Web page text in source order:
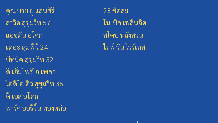
คุณ บาย ยู แสนสิริ
ลาวิค สุขุมวิท 57
แอชตัน อโศก
เดอะ ลุมพินี 24
บีทนิค สุขุมวิท 32
ดิ เอ็มโพริโอ เพลส
ไอดีโอ คิว สุขุมวิท 36
ดิ เอส อโศก
พาร์ค ออริจิ้น ทองหล่อ
28 ชิดลม
โนเบิล เพลินจิต
สโคป หลังสวน
ไลฟ์ วัน ไวร์เลส